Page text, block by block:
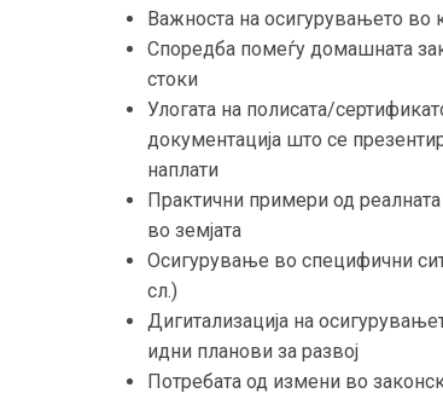
Важноста на осигурувањето во
Споредба помеѓу домашната
стоки
Улогата на полисата/
документација што се
наплати
Практични примери од
во земјата
Осигурување во специфични
сл.)
Дигитализација на
идни планови за развој
Потребата од измени во